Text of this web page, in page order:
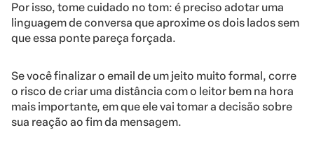
Por isso, tome cuidado no tom: é preciso adotar uma
linguagem de conversa que aproxime os dois lados sem
que essa ponte pareça forçada.
Se você finalizar o email de um jeito muito formal, corre
o risco de criar uma distância com o leitor bem na hora
mais importante, em que ele vai tomar a decisão sobre
sua reação ao fim da mensagem.